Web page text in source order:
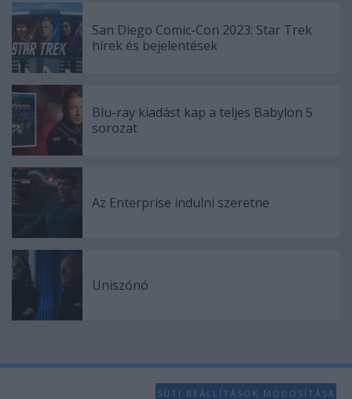
San Diego Comic-Con 2023: Star Trek
hírek és bejelentések
Blu-ray kiadást kap a teljes Babylon 5
sorozat
Az Enterprise indulni szeretne
Uniszónó
SÜTI BEÁLLÍTÁSOK MÓDOSÍTÁSA